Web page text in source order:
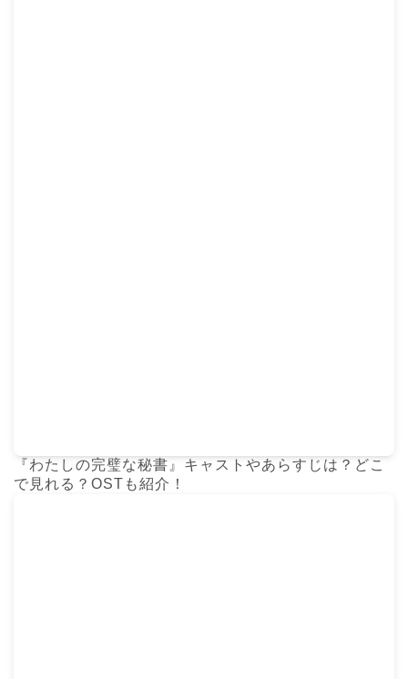
『わたしの完璧な秘書』キャストやあらすじは？どこ
で見れる？OSTも紹介！